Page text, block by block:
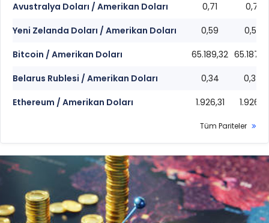
Avustralya Doları / Amerikan Doları
0,71
0,71
Yeni Zelanda Doları / Amerikan Doları
0,59
0,59
Bitcoin / Amerikan Doları
65.189,32
Belarus Rublesi / Amerikan Doları
0,34
0,34
Ethereum / Amerikan Doları
1.926,31 1.926,11
Tüm Pariteler